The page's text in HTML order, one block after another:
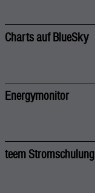
Charts auf BlueSky
Energymonitor
teem Stromschulung